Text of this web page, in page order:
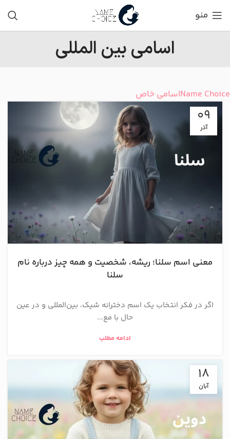
منو
اسامی بین المللی
Name Choiceاسامی خاص
09
آذر
معنی اسم سلنا؛ ریشه، شخصیت و همه چیز درباره نام
سلنا
اگر در فکر انتخاب یک اسم دخترانه شیک، بین‌المللی و در عین
حال با مع...
ادامه مطلب
18
آبان